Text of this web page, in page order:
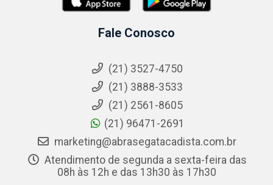
Fale Conosco
(21) 3527-4750
(21) 3888-3533
(21) 2561-8605
(21) 96471-2691
marketing@abrasegatacadista.com.br
Atendimento de segunda a sexta-feira das
08h às 12h e das 13h30 às 17h30